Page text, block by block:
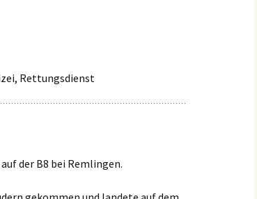
Einsätze 2017
Einsätze 2016
Rettungsdienst
der B8 bei Remlingen.